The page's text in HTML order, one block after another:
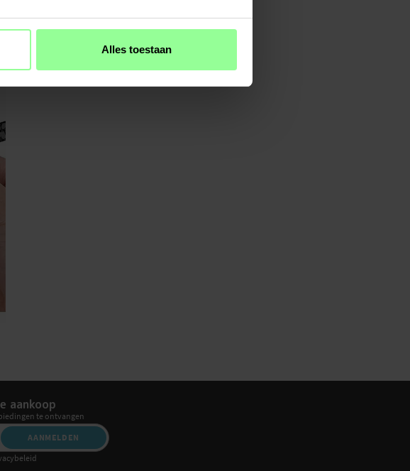
Alles toestaan
aankoop
te ontvangen
AANMELDEN